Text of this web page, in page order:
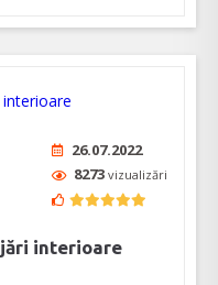
26.07.2022
8273 vizualizări
interioare